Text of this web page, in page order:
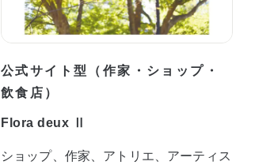
公式サイト型（作家・ショップ・
飲食店）
Flora deux Ⅱ
ショップ、作家、アトリエ、アーティス